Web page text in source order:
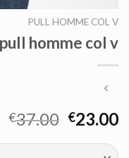
PULL HOMME COL V
pull homme col v
€37.00 €23.00